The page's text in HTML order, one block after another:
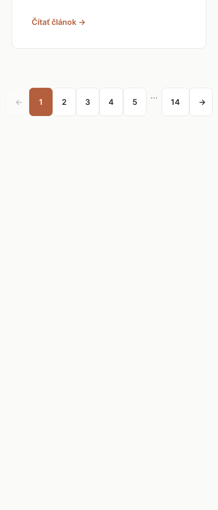
Čítať článok →
← 1 2 3 4 5
...
14 →